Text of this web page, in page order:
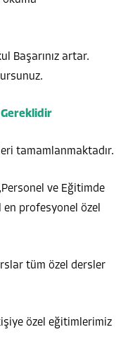
Başarınız artar.
Gereklidir
tamamlanmaktadır.
ve Eğitimde
en profesyonel özel
tüm özel dersler
özel eğitimlerimiz